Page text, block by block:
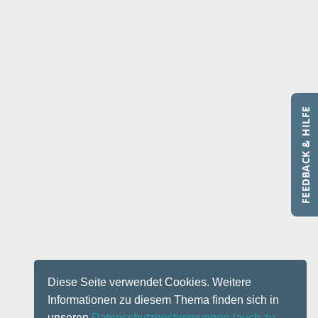
Diese Seite verwendet Cookies. Weitere
Informationen zu diesem Thema finden sich in
FEEDBACK & HILFE